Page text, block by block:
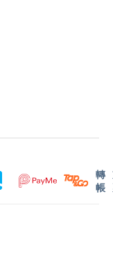
安排發貨。
響。當八號烈風
送貨服務時間將
況再作最後確
上的貨品，生活
送貨前透過電話
日起計，食用期
轉
帳